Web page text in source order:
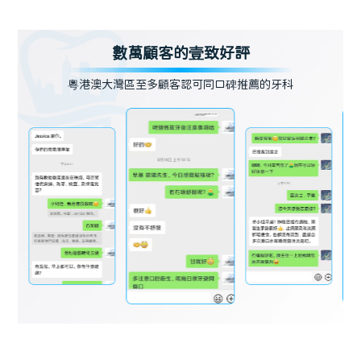
數萬顧客的壹致好評
粵港澳大灣區至多顧客認可同口碑推薦的牙科